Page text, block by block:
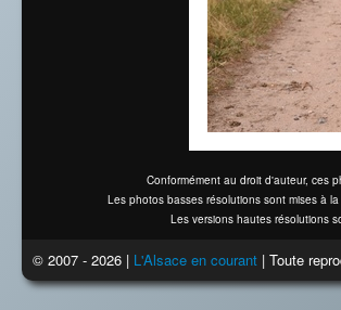
Conformément au droit d'auteur, ces
Les photos basses résolutions sont mises à
Les versions hautes résolutions
© 2007 - 2026 | L'Alsace en courant | Toute